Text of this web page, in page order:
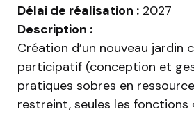
Délai de réalisation : 2027
Description :
Création d’un nouveau jardin
participatif (conception et
pratiques sobres en
restreint, seules les fonctions